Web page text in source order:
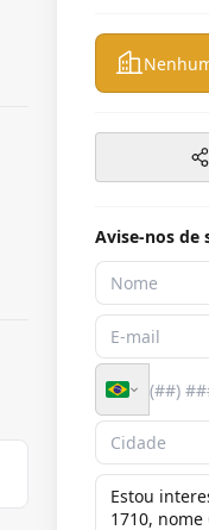
Avise-nos de